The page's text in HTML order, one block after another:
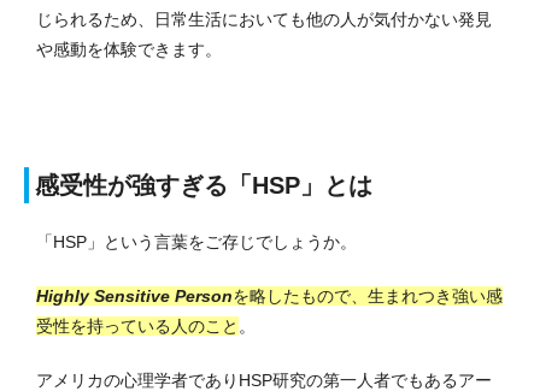
じられるため、日常生活においても他の人が気付かない発見
や感動を体験できます。
感受性が強すぎる「HSP」とは
「HSP」という言葉をご存じでしょうか。
Highly Sensitive Personを略したもので、生まれつき強い感
受性を持っている人のこと 。
アメリカの心理学者でありHSP研究の第一人者でもあるアー